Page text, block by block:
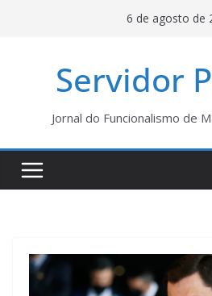
6 de agosto de
Servidor
Jornal do Funcionalismo de